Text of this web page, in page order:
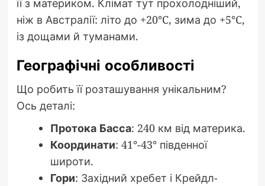
її з материком. Клімат тут прохолодніший,
ніж в Австралії: літо до +20°C, зима до +5°C,
із дощами й туманами.
Географічні особливості
Що робить її розташування унікальним?
Ось деталі:
Протока Басса: 240 км від материка.
Координати: 41°-43° південної
широти.
Гори: Західний хребет і Крейдл-